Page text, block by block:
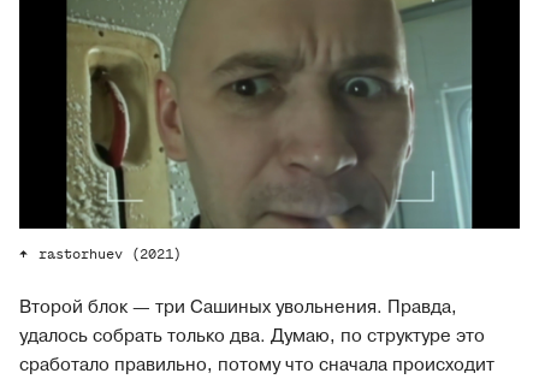
rastorhuev (2021)
Второй блок — три Сашиных увольнения. Правда,
удалось собрать только два. Думаю, по структуре это
сработало правильно, потому что сначала происходит